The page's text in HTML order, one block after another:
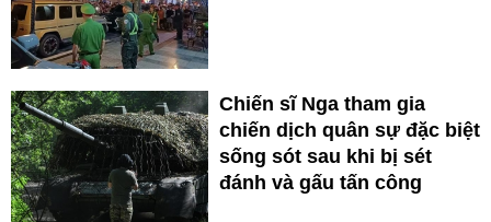
Chiến sĩ Nga tham gia
chiến dịch quân sự đặc biệt
sống sót sau khi bị sét
đánh và gấu tấn công